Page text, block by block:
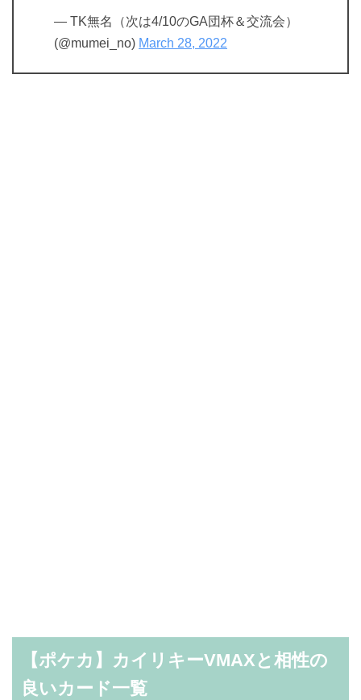
— TK無名（次は4/10のGA団杯＆交流会）
(@mumei_no) March 28, 2022
【ポケカ】カイリキーVMAXと相性の
良いカード一覧